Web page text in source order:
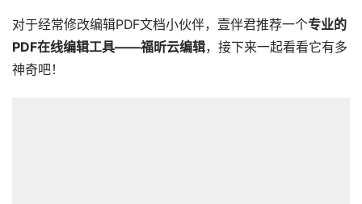
对于经常修改编辑PDF文档小伙伴，壹伴君推荐一个专业的
PDF在线编辑工具——福昕云编辑，接下来一起看看它有多
神奇吧！